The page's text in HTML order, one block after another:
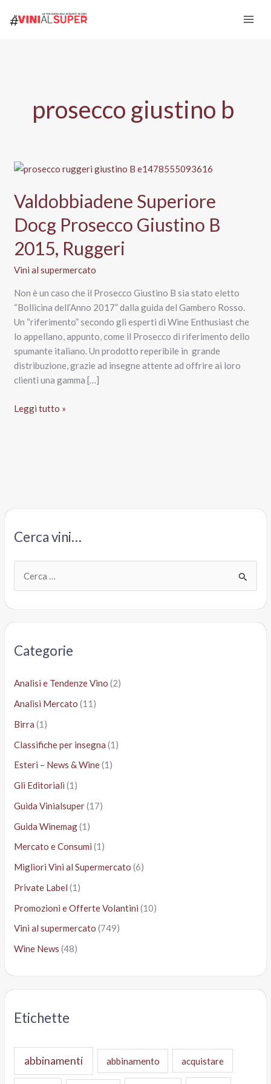
prosecco giustino b
Valdobbiadene Superiore
Docg Prosecco Giustino B
2015, Ruggeri
Vini al supermercato
Non è un caso che il Prosecco Giustino B sia stato eletto
“Bollicina dell’Anno 2017” dalla guida del Gambero Rosso.
Un “riferimento” secondo gli esperti di Wine Enthusiast che
lo appellano, appunto, come il Prosecco di riferimento dello
spumante italiano. Un prodotto reperibile in grande
distribuzione, grazie ad insegne attente ad offrire ai loro
clienti una gamma […]
Valdobbiadene
Leggi tutto »
Cerca vini…
Categorie
Analisi e Tendenze Vino (2)
Analisi Mercato (11)
Birra (1)
Classifiche per insegna (1)
Esteri – News & Wine(1)
Gli Editoriali (1)
Guida Vinialsuper(17)
Guida Winemag(1)
Mercato e Consumi (1)
Migliori Vini al Supermercato (6)
Private Label (1)
Promozioni e Offerte Volantini (10)
Vini al supermercato (749)
Wine News (48)
Etichette
abbinamenti abbinamento acquistare